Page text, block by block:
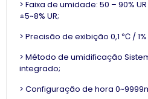
> Faixa de umidade: 50 – 90%
±5~8% UR;
> Precisão de exibição 0,1 ℃ / 1%
> Método de umidificação
integrado;
> Configuração de hora